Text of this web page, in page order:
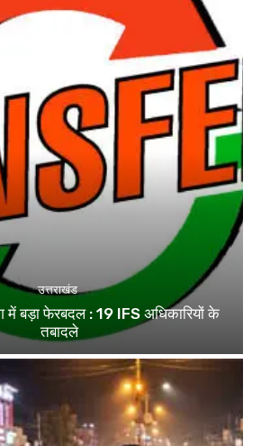
उत्तराखंड
में बड़ा फेरबदल : 19 IFS अधिकारियों के
तबादले